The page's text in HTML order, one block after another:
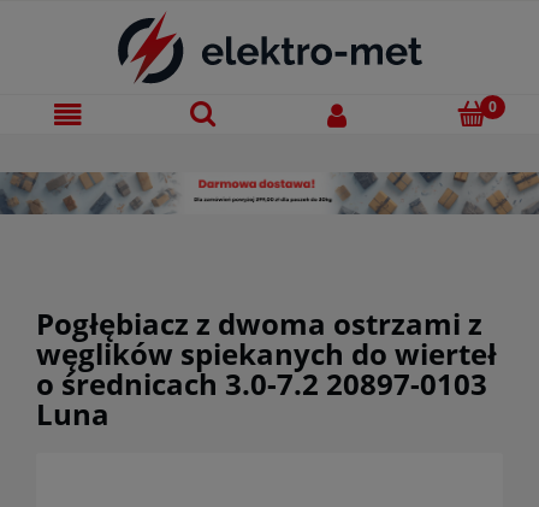
Pogłębiacz z dwoma ostrzami z
węglików spiekanych do wierteł
o średnicach 3.0-7.2 20897-0103
Luna